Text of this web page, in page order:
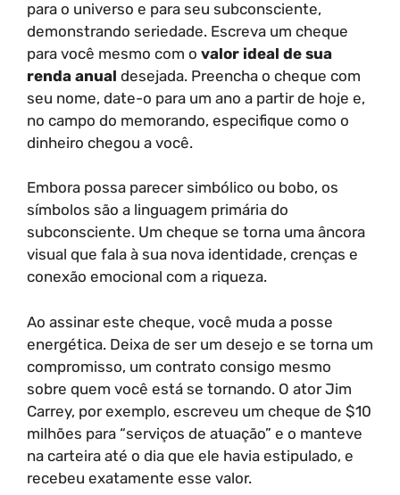
para o universo e para seu subconsciente,
demonstrando seriedade. Escreva um cheque
para você mesmo com o valor ideal de sua
renda anual desejada. Preencha o cheque com
seu nome, date-o para um ano a partir de hoje e,
no campo do memorando, especifique como o
dinheiro chegou a você.
Embora possa parecer simbólico ou bobo, os
símbolos são a linguagem primária do
subconsciente. Um cheque se torna uma âncora
visual que fala à sua nova identidade, crenças e
conexão emocional com a riqueza.
Ao assinar este cheque, você muda a posse
energética. Deixa de ser um desejo e se torna um
compromisso, um contrato consigo mesmo
sobre quem você está se tornando. O ator Jim
Carrey, por exemplo, escreveu um cheque de $10
milhões para “serviços de atuação” e o manteve
na carteira até o dia que ele havia estipulado, e
recebeu exatamente esse valor.